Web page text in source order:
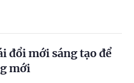
đổi mới sáng tạo để
mới